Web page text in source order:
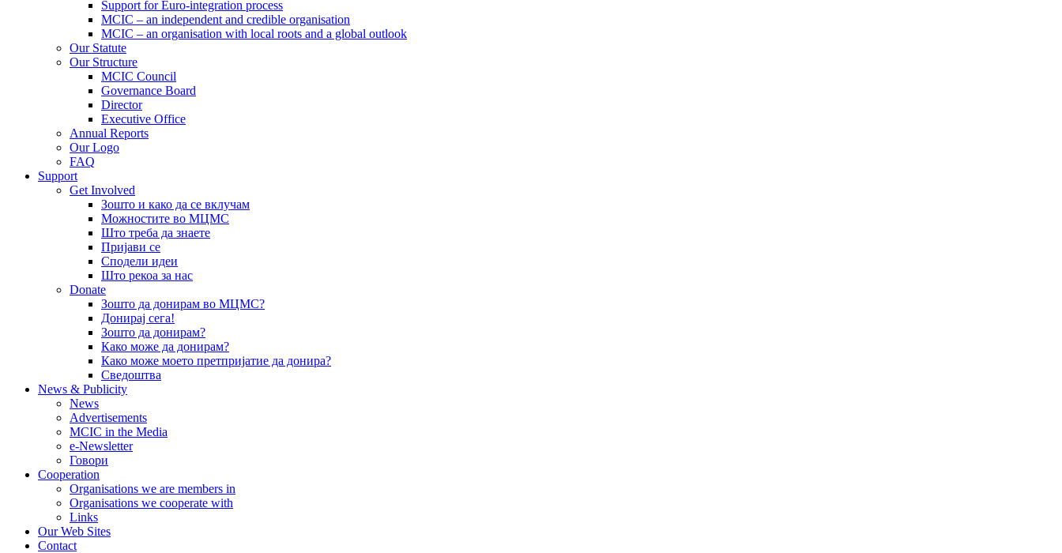
Support for Euro-integration process
MCIC – an independent and credible organisation
MCIC – an organisation with local roots and a global outlook
Our Statute
Our Structure
MCIC Council
Governance Board
Director
Executive Office
Annual Reports
Our Logo
FAQ
Support
Get Involved
Зошто и како да се вклучам
Можностите во МЦМС
Што треба да знаете
Пријави се
Сподели идеи
Што рекоа за нас
Donate
Зошто да донирам во МЦМС?
Донирај сега!
Зошто да донирам?
Како може да донирам?
Како може моето претпријатие да донира?
Сведоштва
News & Publicity
News
Advertisements
MCIC in the Media
e-Newsletter
Говори
Cooperation
Organisations we are members in
Organisations we cooperate with
Links
Our Web Sites
Contact